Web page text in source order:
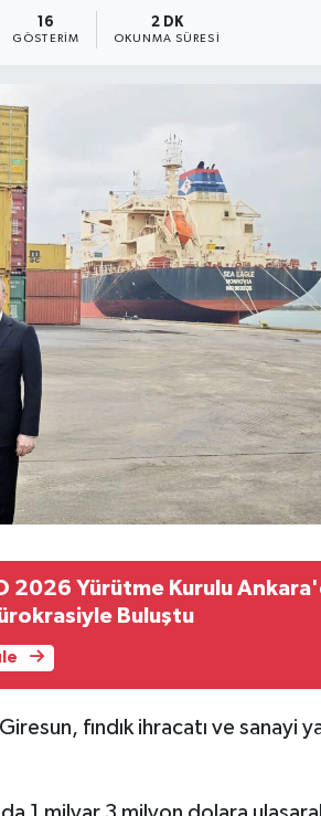
16
GÖSTERIM
2 DK
OKUNMA SÜRESI
2026 Yürütme Kurulu
Buluştu
fındık ihracatı ve sanayi